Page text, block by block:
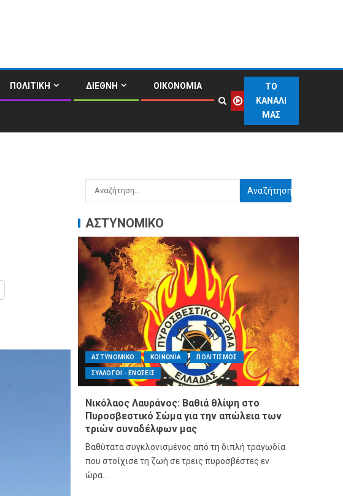
ΠΟΛΙΤΙΚΗ ΔΙΕΘΝΗ ΟΙΚΟΝΟΜΙΑ
ΤΟ
ΚΑΝΑΛΙ
ΜΑΣ
ΑΣΤΥΝΟΜΙΚΟ
ΑΣΤΥΝΟΜΙΚΟ ΚΟΙΝΩΝΙΑ ΠΟΛΙΤΙΣΜΟΣ
ΣΥΛΛΟΓΟΙ - ΕΝΩΣΕΙΣ
Νικόλαος Λαυράνος: Βαθιά θλίψη στο
Πυροσβεστικό Σώμα για την απώλεια των
τριών συναδέλφων μας
Βαθύτατα συγκλονισμένος από τη διπλή τραγωδία
που στοίχισε τη ζωή σε τρεις πυροσβέστες εν
ώρα...